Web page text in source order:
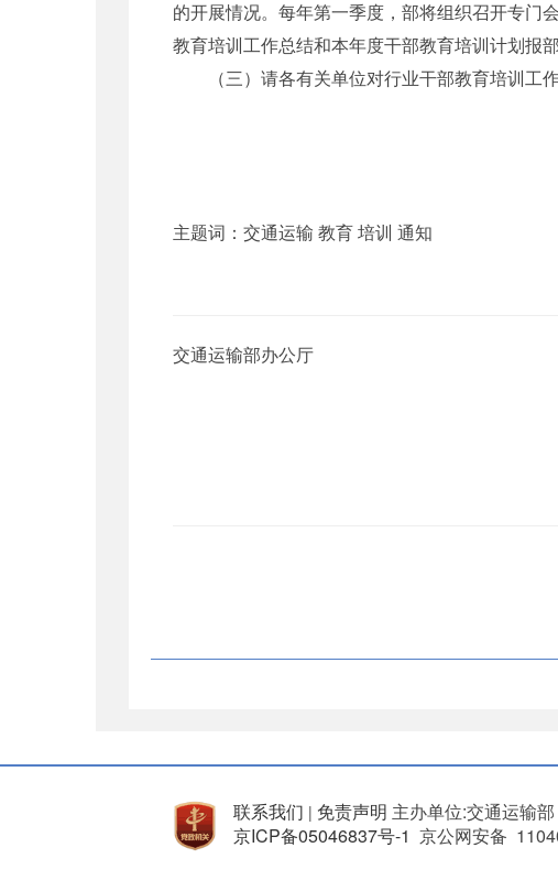
的开展情况。每年第一季度，部将组织召开专门
教育培训工作总结和本年度干部教育培训计划报部
（三）请各有关单位对行业干部教育培训工
主题词：交通运输 教育 培训 通知
交通运输部办公厅
联系我们 | 免责声明 主办单位:交通运输部
京ICP备05046837号-1 京公网安备